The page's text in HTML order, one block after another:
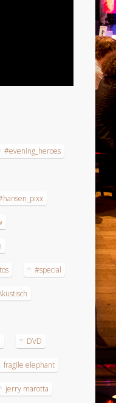
#evening_heroes
#special
DVD
fragile elephant
jerry marotta